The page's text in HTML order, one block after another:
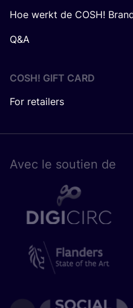
Hoe werkt de COSH!
Q&A
COSH! GIFT CARD
For retailers
Avec le sou­tien de